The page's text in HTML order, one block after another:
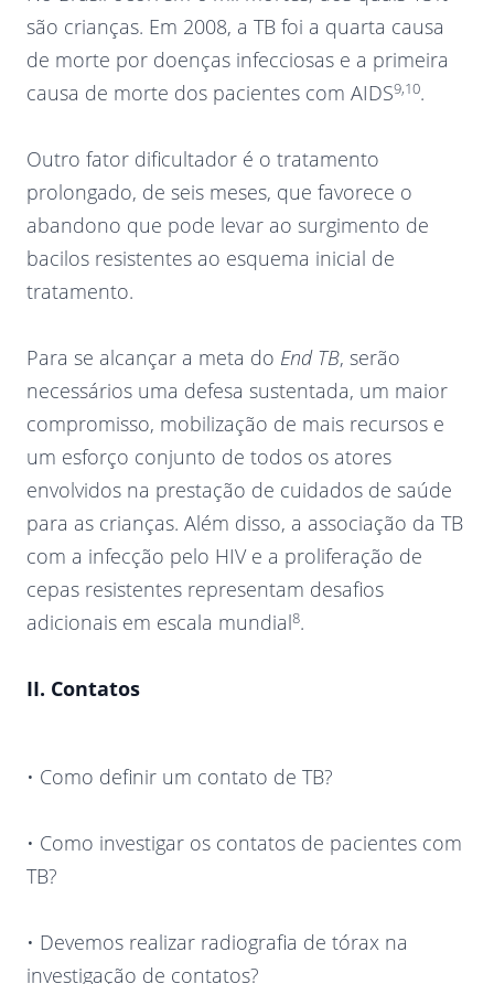
são crianças. Em 2008, a TB foi a quarta causa
de morte por doenças infecciosas e a primeira
causa de morte dos pacientes com AIDS9,10.
Outro fator dificultador é o tratamento
prolongado, de seis meses, que favorece o
abandono que pode levar ao surgimento de
bacilos resistentes ao esquema inicial de
tratamento.
Para se alcançar a meta do End TB, serão
necessários uma defesa sustentada, um maior
compromisso, mobilização de mais recursos e
um esforço conjunto de todos os atores
envolvidos na prestação de cuidados de saúde
para as crianças. Além disso, a associação da TB
com a infecção pelo HIV e a proliferação de
cepas resistentes representam desafios
adicionais em escala mundial8.
II. Contatos
• Como definir um contato de TB?
• Como investigar os contatos de pacientes com
TB?
• Devemos realizar radiografia de tórax na
investigação de contatos?